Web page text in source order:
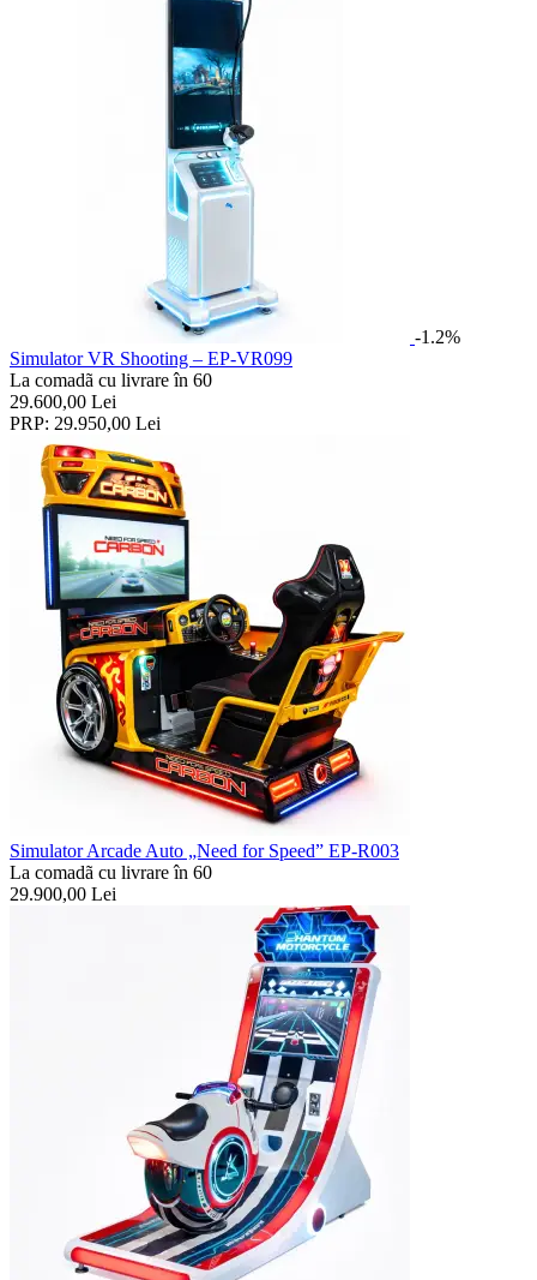
-1.2%
Simulator VR Shooting – EP-VR099
La comadã cu livrare în 60
29.600,00 Lei
PRP: 29.950,00 Lei
Simulator Arcade Auto „Need for Speed” EP-R003
La comadã cu livrare în 60
29.900,00 Lei